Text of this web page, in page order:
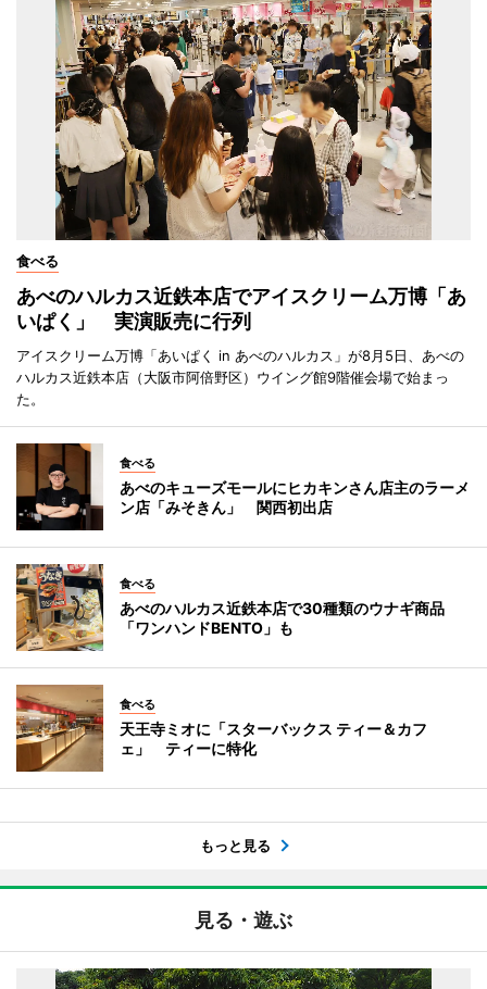
食べる
あべのハルカス近鉄本店でアイスクリーム万博「あ
いぱく」 実演販売に行列
アイスクリーム万博「あいぱく in あべのハルカス」が8月5日、あべの
ハルカス近鉄本店（大阪市阿倍野区）ウイング館9階催会場で始まっ
た。
食べる
あべのキューズモールにヒカキンさん店主のラーメ
ン店「みそきん」 関西初出店
食べる
あべのハルカス近鉄本店で30種類のウナギ商品
「ワンハンドBENTO」も
食べる
天王寺ミオに「スターバックス ティー＆カフ
ェ」 ティーに特化
もっと見る
見る・遊ぶ